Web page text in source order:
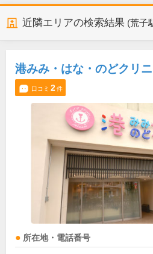
近隣エリアの検索結果 (荒子
港みみ・はな・のどクリ
口コミ 2件
所在地・電話番号